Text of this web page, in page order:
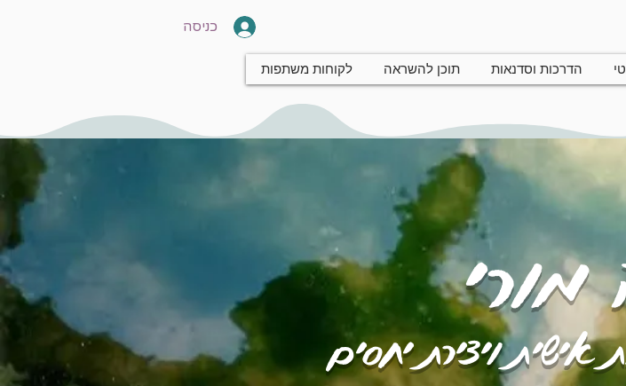
כניסה
הדרכות וסדנאות תוכן להשראה לקוחות משתפות
ויצירת יחסים
מורי